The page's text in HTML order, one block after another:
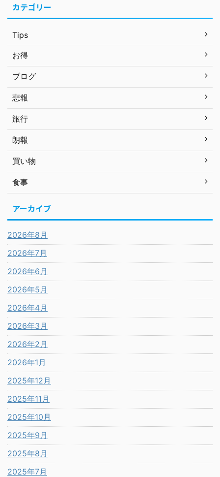
カテゴリー
Tips
お得
ブログ
悲報
旅行
朗報
買い物
食事
アーカイブ
2026年8月
2026年7月
2026年6月
2026年5月
2026年4月
2026年3月
2026年2月
2026年1月
2025年12月
2025年11月
2025年10月
2025年9月
2025年8月
2025年7月